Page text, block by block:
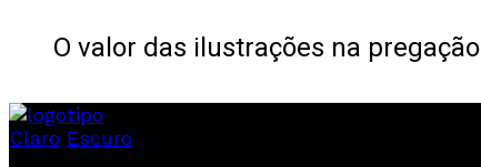
O valor das ilustrações na pregação
Claro Escuro